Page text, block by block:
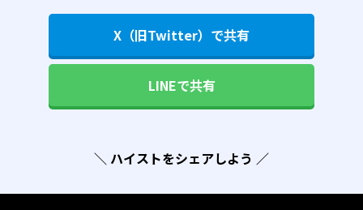
X（旧Twitter）で共有
LINEで共有
＼ ハイストをシェアしよう ／